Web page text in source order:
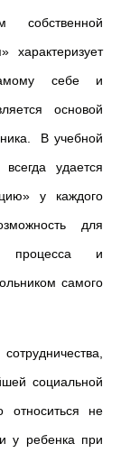
собственной
характеризует
себе и
основой
В учеб­ной
удается
у каждого
для
процесса и
самого
социальной
относиться не
у ребенка при